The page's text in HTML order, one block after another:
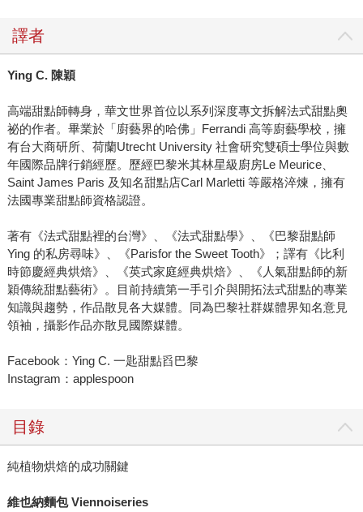
譯者
Ying C. 陳穎
高端甜點師轉身，華文世界首位以系列深度專文拆解法式甜點奧
祕的作者。畢業於「廚藝界的哈佛」Ferrandi 高等廚藝學校，擁
有台大商研所、荷蘭Utrecht University 社會研究雙碩士學位與數
年國際品牌行銷經歷。歷經巴黎米其林星級廚房Le Meurice、
Saint James Paris 及知名甜點店Carl Marletti 等嚴格淬煉，擁有
法國專業甜點師資格認證。
著有《法式甜點裡的台灣》、《法式甜點學》、《巴黎甜點師
Ying 的私房尋味》、《Parisfor the Sweet Tooth》；譯有《比利
時節慶經典烘焙》、《英式家庭經典烘焙》、《人氣甜點師的新
穎傳統甜點藝術》。目前持續第一手引介與開拓法式甜點的專業
知識與趨勢，作品散見各大媒體。同為巴黎社群媒體界知名意見
領袖，攝影作品亦散見國際媒體。
Facebook：Ying C. 一匙甜點舀巴黎
Instagram：applespoon
目錄
純植物烘焙的成功關鍵
維也納麵包 Viennoiseries